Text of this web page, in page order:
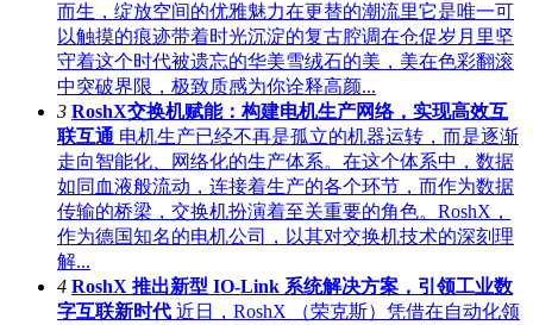
而生，绽放空间的优雅魅力在更替的潮流里它是唯一可
以触摸的痕迹带着时光沉淀的复古腔调在仓促岁月里坚
守着这个时代被遗忘的华美雪绒石的美，美在色彩翻滚
中突破界限，极致质感为你诠释高颜...
3 RoshX交换机赋能：构建电机生产网络，实现高效互
联互通 电机生产已经不再是孤立的机器运转，而是逐渐
走向智能化、网络化的生产体系。在这个体系中，数据
如同血液般流动，连接着生产的各个环节，而作为数据
传输的桥梁，交换机扮演着至关重要的角色。RoshX，
作为德国知名的电机公司，以其对交换机技术的深刻理
解...
4 RoshX 推出新型 IO-Link 系统解决方案，引领工业数
字互联新时代 近日，RoshX （荣克斯）凭借在自动化领